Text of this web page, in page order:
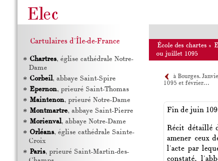
École des chartes »
ou juillet 1095
à Bourges.
1095 et février…
Fin de juin
Récit détaillé
amener ceux
l'acte par
constaté,
Cartulaires d'Île-de-France
Chartres, église cathédrale Notre-
Dame
Corbeil, abbaye Saint-Spire
Epernon, prieuré Saint-Thomas
Maintenon, prieuré Notre-Dame
Montmartre, abbaye Saint-Pierre
Morienval, abbaye Notre-Dame
Orléans, église cathédrale Sainte-
Croix
Paris, prieuré Saint-Martin-des-